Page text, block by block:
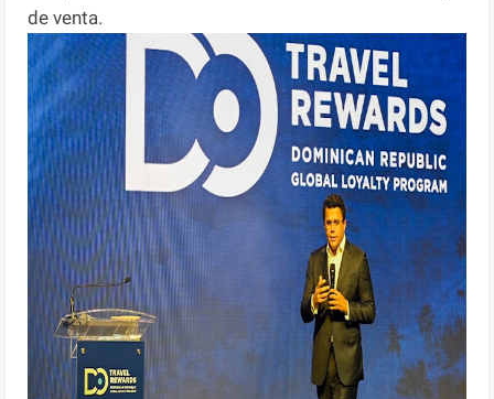
de venta.